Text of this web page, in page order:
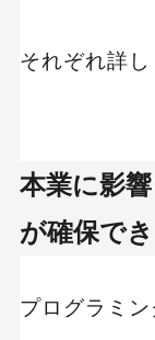
それぞれ詳し
本業に影
が確保で
プログラミ